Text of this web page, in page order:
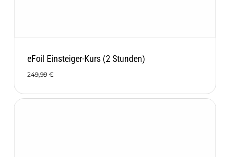
eFoil Einsteiger-Kurs (2 Stunden)
249,99 €